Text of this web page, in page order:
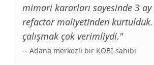
mimari kararları sayesinde 3
refactor maliyetinden
çalışmak çok verimliydi."
-- Adana merkezli bir KOBI sahibi